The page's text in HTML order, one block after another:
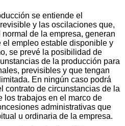
se entiende el
y las oscilaciones que,
de la empresa, generan
el empleo estable disponible y
se prevé la posibilidad de
de la producción para
previsibles y que tengan
En ningún caso podrá
contrato de circunstancias de la
los trabajos en el marco de
administrativas que
u ordinaria de la empresa.